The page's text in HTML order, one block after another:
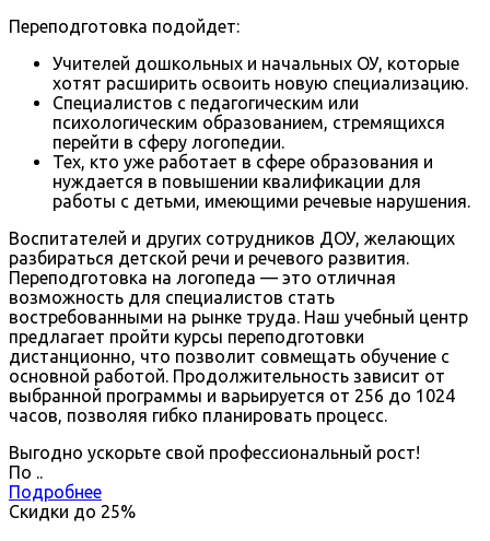
Переподготовка подойдет:
Учителей дошкольных и начальных ОУ, которые
хотят расширить освоить новую специализацию.
Специалистов с педагогическим или
психологическим образованием, стремящихся
перейти в сферу логопедии.
Тех, кто уже работает в сфере образования и
нуждается в повышении квалификации для
работы с детьми, имеющими речевые нарушения.
Воспитателей и других сотрудников ДОУ, желающих
разбираться детской речи и речевого развития.
Переподготовка на логопеда — это отличная
возможность для специалистов стать
востребованными на рынке труда. Наш учебный центр
предлагает пройти курсы переподготовки
дистанционно, что позволит совмещать обучение с
основной работой. Продолжительность зависит от
выбранной программы и варьируется от 256 до 1024
часов, позволяя гибко планировать процесс.
Выгодно ускорьте свой профессиональный рост!
По ..
Подробнее
Скидки до 25%